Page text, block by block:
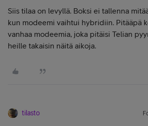
Siis tilaa on levyllä. Boksi ei tallenna
kun modeemi vaihtui hybridiin. Pitääpä
vanhaa modeemia, joka pitäisi Telian
heille takaisin näitä aikoja.
tilasto